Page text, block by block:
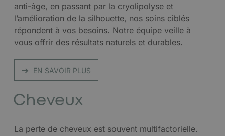
anti-âge, en passant par la cryolipolyse et
l’amélioration de la silhouette, nos soins ciblés
répondent à vos besoins. Notre équipe veille à
vous offrir des résultats naturels et durables.
EN SAVOIR PLUS
Cheveux
La perte de cheveux est souvent multifactorielle.